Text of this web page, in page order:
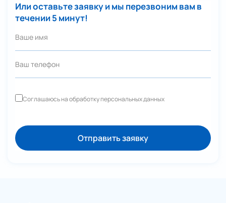
Или оставьте заявку и мы перезвоним вам в
течении 5 минут!
Соглашаюсь на обработку персональных данных
Отправить заявку